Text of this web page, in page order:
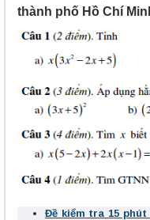
thành phố Hồ Chí
Đề kiểm tra 15